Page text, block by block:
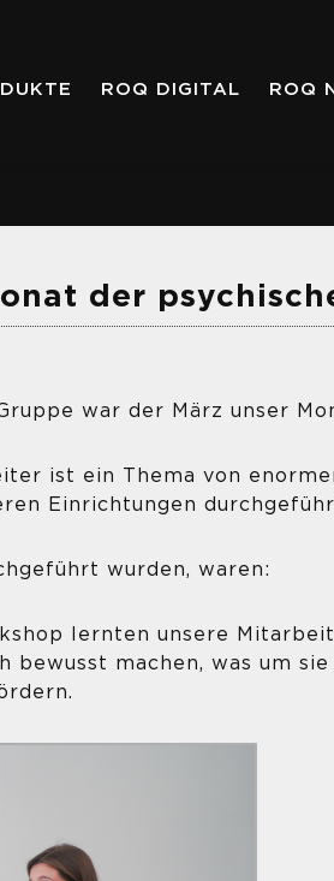
ROQ DIGITAL ROQ
der
war der März unser
ist ein Thema von
Einrichtungen
wurden, waren:
lernten unsere
machen, was um